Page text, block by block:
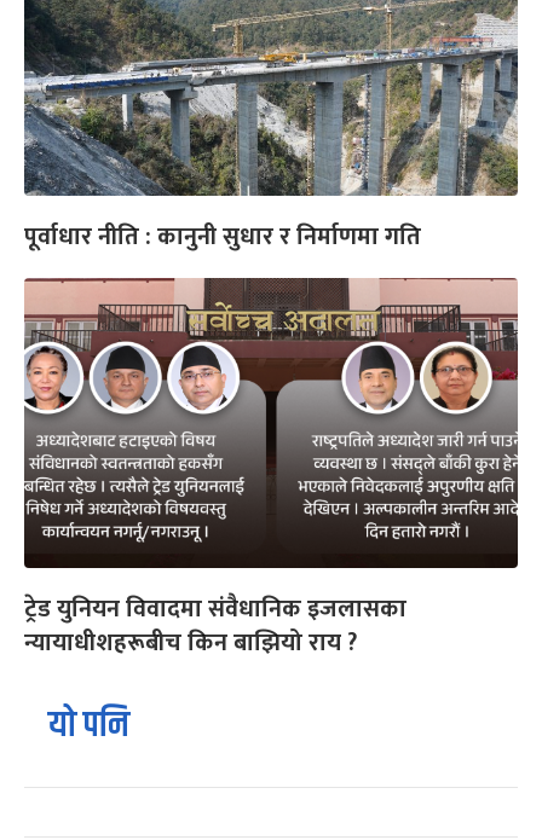
पूर्वाधार नीति : कानुनी सुधार र निर्माणमा गति
ट्रेड युनियन विवादमा संवैधानिक इजलासका
न्यायाधीशहरूबीच किन बाझियो राय ?
यो पनि